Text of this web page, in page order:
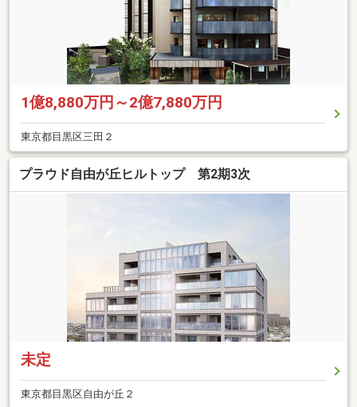
1億8,880万円～2億7,880万円
東京都目黒区三田２
プラウド自由が丘ヒルトップ 第2期3次
未定
東京都目黒区自由が丘２